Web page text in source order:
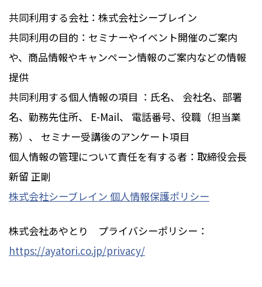
共同利用する会社：株式会社シーブレイン
共同利用の目的：セミナーやイベント開催のご案内
や、商品情報やキャンペーン情報のご案内などの情報
提供
共同利用する個人情報の項目 ：氏名、 会社名、部署
名、勤務先住所、 E-Mail、 電話番号、役職（担当業
務）、 セミナー受講後のアンケート項目
個人情報の管理について責任を有する者：取締役会長
新留 正剛
株式会社シーブレイン 個人情報保護ポリシー
株式会社あやとり プライバシーポリシー：
https://ayatori.co.jp/privacy/